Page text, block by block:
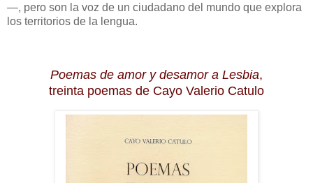
—, pero son la voz de un ciudadano del mundo que explora
los territorios de la lengua.
Poemas de amor y desamor a Lesbia,
treinta poemas de Cayo Valerio Catulo